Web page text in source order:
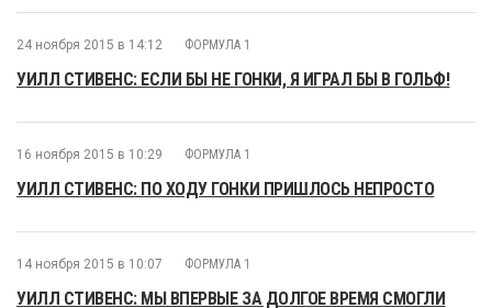
24 ноября 2015 в 14:12 ФОРМУЛА 1
УИЛЛ СТИВЕНС: ЕСЛИ БЫ НЕ ГОНКИ, Я ИГРАЛ БЫ В ГОЛЬФ!
16 ноября 2015 в 10:29 ФОРМУЛА 1
УИЛЛ СТИВЕНС: ПО ХОДУ ГОНКИ ПРИШЛОСЬ НЕПРОСТО
14 ноября 2015 в 10:07 ФОРМУЛА 1
УИЛЛ СТИВЕНС: МЫ ВПЕРВЫЕ ЗА ДОЛГОЕ ВРЕМЯ СМОГЛИ